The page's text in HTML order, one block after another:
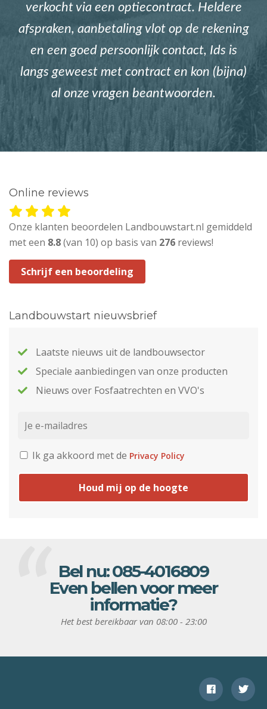
verkocht via een optiecontract. Heldere
afspraken, aanbetaling vlot op de rekening
en een goed persoonlijk contact, Ids is
langs geweest met contract en kon (bijna)
al onze vragen beantwoorden.
Online reviews
Onze klanten beoordelen Landbouwstart.nl gemiddeld
met een 8.8(van 10) op basis van 276 reviews!
Schrijf een beoordeling
Landbouwstart nieuwsbrief
Laatste nieuws uit de landbouwsector
Speciale aanbiedingen van onze producten
Nieuws over Fosfaatrechten en VVO's
Ik ga akkoord met de Privacy Policy
Houd mij op de hoogte
Bel nu:085-4016809
Even bellen voor meer
informatie?
Het best bereikbaar van 08:00 - 23:00